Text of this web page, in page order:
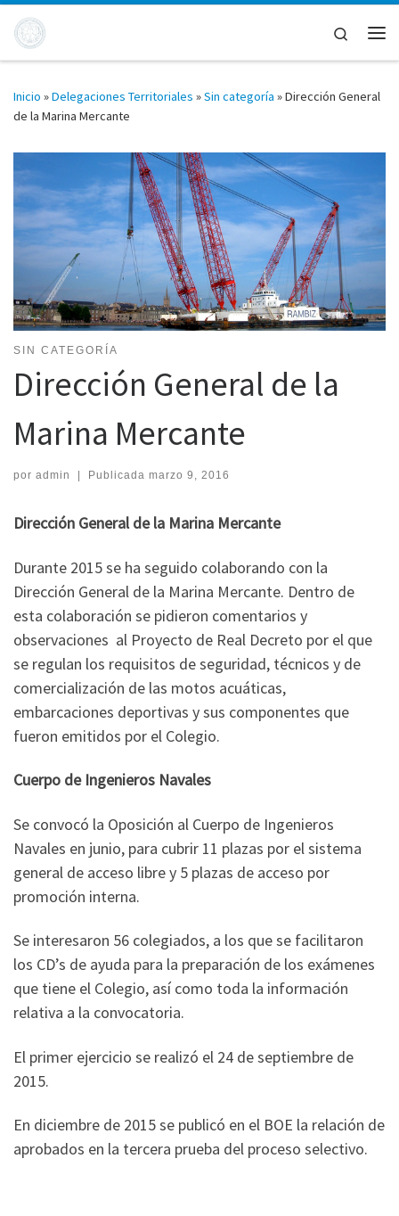
Saltar al contenido
Search
Inicio »Delegaciones Territoriales »Sin categoría »Dirección General
de la Marina Mercante
SIN CATEGORÍA
Dirección General de la
Marina Mercante
por admin Publicada marzo 9, 2016
Dirección General de la Marina Mercante
Durante 2015 se ha seguido colaborando con la
Dirección General de la Marina Mercante. Dentro de
esta colaboración se pidieron comentarios y
observaciones al Proyecto de Real Decreto por el que
se regulan los requisitos de seguridad, técnicos y de
comercialización de las motos acuáticas,
embarcaciones deportivas y sus componentes que
fueron emitidos por el Colegio.
Cuerpo de Ingenieros Navales
Se convocó la Oposición al Cuerpo de Ingenieros
Navales en junio, para cubrir 11 plazas por el sistema
general de acceso libre y 5 plazas de acceso por
promoción interna.
Se interesaron 56 colegiados, a los que se facilitaron
los CD’s de ayuda para la preparación de los exámenes
que tiene el Colegio, así como toda la información
relativa a la convocatoria.
El primer ejercicio se realizó el 24 de septiembre de
2015.
En diciembre de 2015 se publicó en el BOE la relación de
aprobados en la tercera prueba del proceso selectivo.